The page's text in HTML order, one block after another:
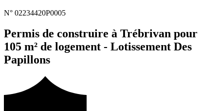
N° 02234420P0005
Permis de construire à Trébrivan pour
105 m² de logement - Lotissement Des
Papillons